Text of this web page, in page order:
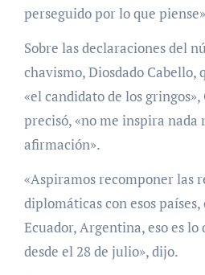
perseguido por lo que
Sobre las declaraciones del
chavismo, Diosdado Cabello,
«el candidato de los
precisó, «no me inspira nada
afirmación».
«Aspiramos recomponer las
diplomáticas con esos países,
Ecuador, Argentina, eso es lo
desde el 28 de julio», dijo.